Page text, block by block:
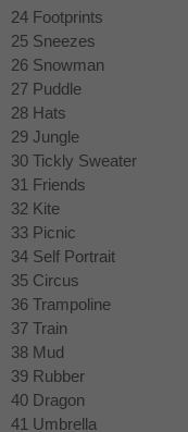
24 Footprints
25 Sneezes
26 Snowman
27 Puddle
28 Hats
29 Jungle
30 Tickly Sweater
31 Friends
32 Kite
33 Picnic
34 Self Portrait
35 Circus
36 Trampoline
37 Train
38 Mud
39 Rubber
40 Dragon
41 Umbrella